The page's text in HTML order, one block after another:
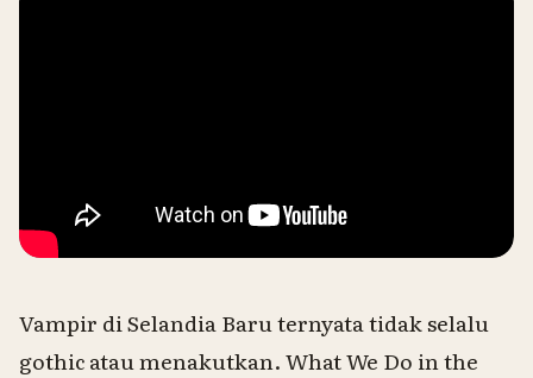
Vampir di Selandia Baru ternyata tidak selalu
gothic atau menakutkan.What We Do in the